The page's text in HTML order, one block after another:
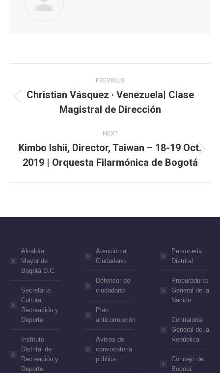
navigation
PREVIOUS
post:
Christian Vásquez · Venezuela| Clase
Magistral de Dirección
NEXT
Next
post:
Kimbo Ishii, Director, Taiwan – 18-19 Oct.
2019 | Orquesta Filarmónica de Bogotá
Alcaldía
Mayor de
Bogotá D.C.
Secretaría
Cultura,
Recreación y
Deporte
Instituto
Distrital de
Recreación y
Deporte
Atención al
Ciudadano
Defensor del
ciudadano
Plan
anticorrupción
Avisos de
convocatoria
pública
Personeria
Distrital
Procuraduría
General de la
Nación
Contraloría
General de la
República
Concejo de
Bogotá